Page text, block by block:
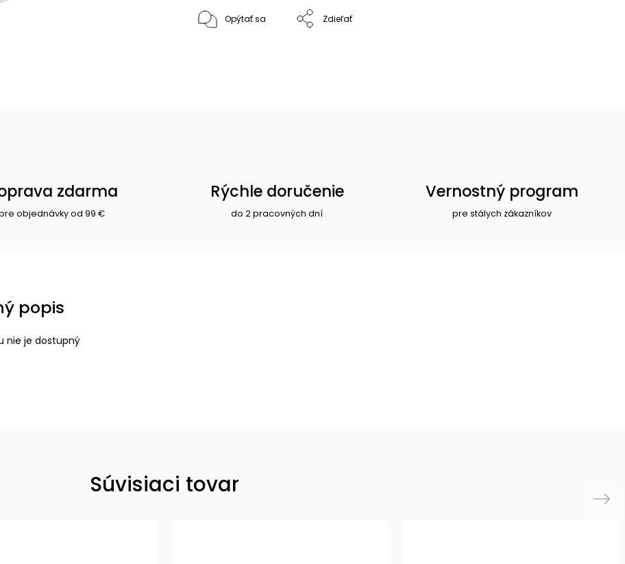
Opýtať sa Zdieľať
zdarma
objednávky od 99 €
Rýchle doručenie
do 2 pracovných dní
Vernostný program
pre stálych zákazníkov
popis
nie je dostupný
Súvisiaci tovar Next